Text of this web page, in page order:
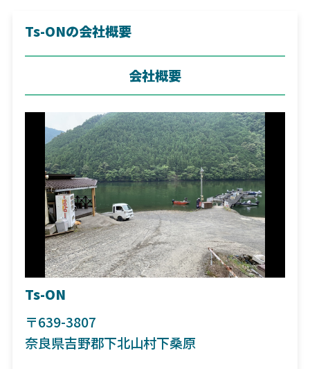
Ts-ONの会社概要
会社概要
Ts-ON
〒639-3807
奈良県吉野郡下北山村下桑原